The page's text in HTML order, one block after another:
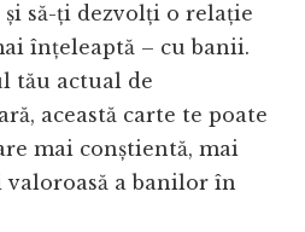
să-ți dezvolți o relație
înțeleaptă – cu banii.
tău actual de
această carte te poate
mai conștientă, mai
valoroasă a banilor în